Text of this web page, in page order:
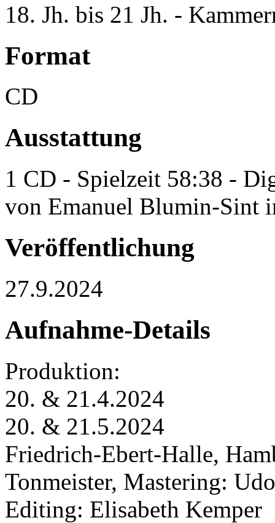
18. Jh. bis 21 Jh. -
Format
CD
Ausstattung
1 CD - Spielzeit 58:38 -
von Emanuel Blumin-Sint
Veröffentlichung
27.9.2024
Aufnahme-Details
Produktion:
20. & 21.4.2024
20. & 21.5.2024
Friedrich-Ebert-Halle,
Tonmeister, Mastering:
Editing: Elisabeth Kemper